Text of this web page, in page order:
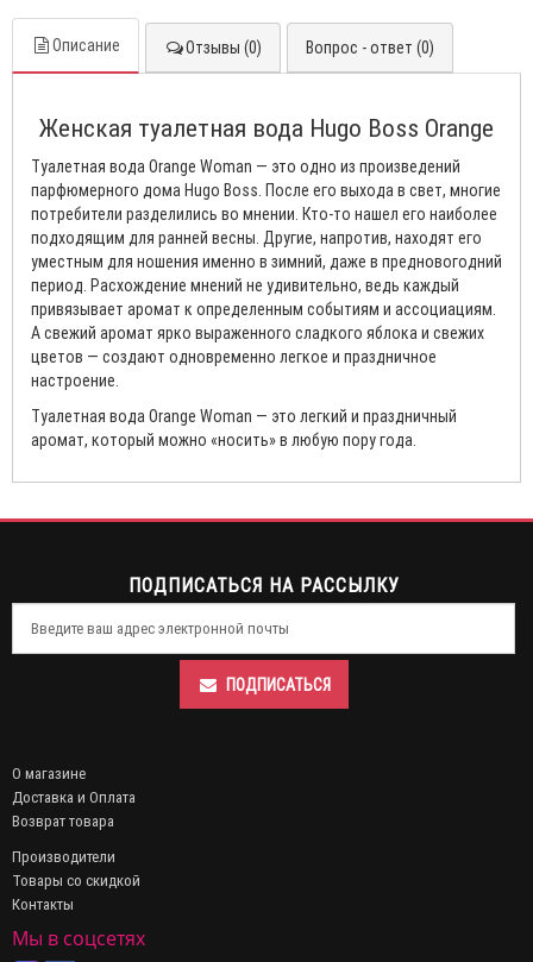
Описание Отзывы (0) Вопрос - ответ (0)
Женская туалетная вода Hugo Boss Orange
Туалетная вода Orange Woman — это одно из произведений
парфюмерного дома Hugo Boss. После его выхода в свет, многие
потребители разделились во мнении. Кто-то нашел его наиболее
подходящим для ранней весны. Другие, напротив, находят его
уместным для ношения именно в зимний, даже в предновогодний
период. Расхождение мнений не удивительно, ведь каждый
привязывает аромат к определенным событиям и ассоциациям.
А свежий аромат ярко выраженного сладкого яблока и свежих
цветов — создают одновременно легкое и праздничное
настроение.
Туалетная вода Orange Woman — это легкий и праздничный
аромат, который можно «носить» в любую пору года.
ПОДПИСАТЬСЯ НА РАССЫЛКУ
ПОДПИСАТЬСЯ
О магазине
Доставка и Оплата
Возврат товара
Производители
Товары со скидкой
Контакты
Мы в соцсетях